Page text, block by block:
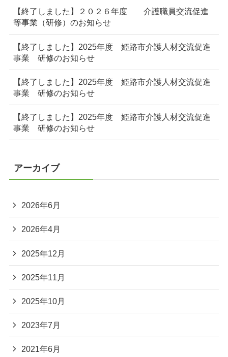
【終了しました】２０２６年度 介護職員交流促進
等事業（研修）のお知らせ
【終了しました】2025年度 姫路市介護人材交流促進
事業 研修のお知らせ
【終了しました】2025年度 姫路市介護人材交流促進
事業 研修のお知らせ
【終了しました】2025年度 姫路市介護人材交流促進
事業 研修のお知らせ
アーカイブ
2026年6月
2026年4月
2025年12月
2025年11月
2025年10月
2023年7月
2021年6月